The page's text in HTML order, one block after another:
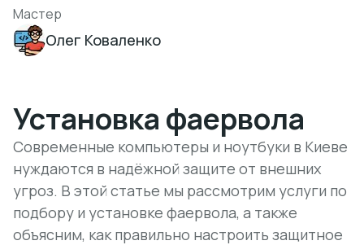
Мастер
Олег Коваленко
Установка фаервола
Современные компьютеры и ноутбуки в Киеве
нуждаются в надёжной защите от внешних
угроз. В этой статье мы рассмотрим услуги по
подбору и установке фаервола, а также
объясним, как правильно настроить защитное